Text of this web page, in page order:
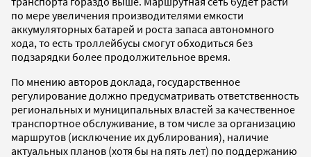
по мере увеличения производителями емкости
аккумуляторных батарей и роста запаса автономного
хода, то есть троллейбусы смогут обходиться без
подзарядки более продолжительное время.
По мнению авторов доклада, государственное
регулирование должно предусматривать ответственность
региональных и муниципальных властей за качественное
транспортное обслуживание, в том числе за организацию
маршрутов (исключение их дублирования), наличие
актуальных планов (хотя бы на пять лет) по поддержанию